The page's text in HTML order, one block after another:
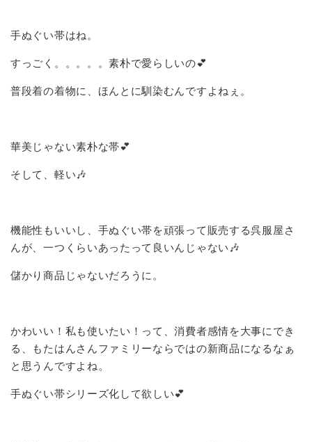
手ぬぐい帯はね。
すっごく。。。。。素朴で愛らしいの💕
普段着の着物に、ほんとに馴染むんですよねぇ。
華美じゃない素朴な帯💕
そして、軽い🎶
機能性もいいし、手ぬぐい帯を頑張って販売する呉服屋さ
んが、一つくらいあったって良いんじゃない🎶
儲かり商品じゃないだろうに。
かわいい！私も使いたい！って、消費者感情を大事にでき
る、もたはんさんファミリーならではの新商品になるなぁ
と思うんですよね。
手ぬぐい帯シリーズ化して欲しい💕